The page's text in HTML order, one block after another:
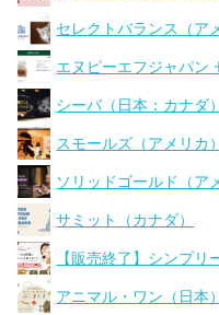
セレクトバランス（ア
エヌピーエフジャパン
シーバ（日本：カナダ）
スモールズ（アメリカ）
ソリッドゴールド（ア
サミット（カナダ）
【販売終了】シンプリ
アニマル・ワン（日本）